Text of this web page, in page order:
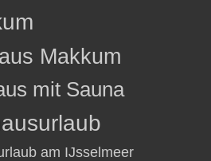
Makkum
mit Sauna
am IJsselmeer